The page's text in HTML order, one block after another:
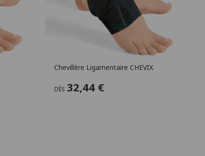
Chevillère Ligamentaire CHEVIX
DÈS 32,44 €